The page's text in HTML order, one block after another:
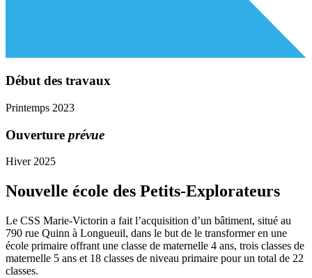
Début des travaux
Printemps 2023
Ouverture prévue
Hiver 2025
Nouvelle école des Petits-Explorateurs
Le CSS Marie-Victorin a fait l’acquisition d’un bâtiment, situé au
790 rue Quinn à Longueuil, dans le but de le transformer en une
école primaire offrant une classe de maternelle 4 ans, trois classes de
maternelle 5 ans et 18 classes de niveau primaire pour un total de 22
classes.